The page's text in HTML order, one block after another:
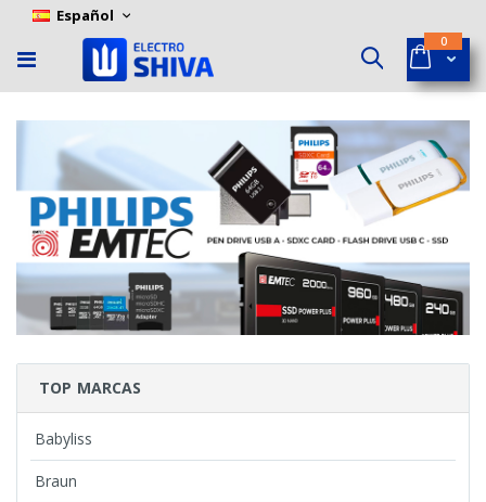
Skip
to
Content
LanguageEspañol
Cart
0ítems
Buscar
TOP MARCAS
Babyliss
Braun